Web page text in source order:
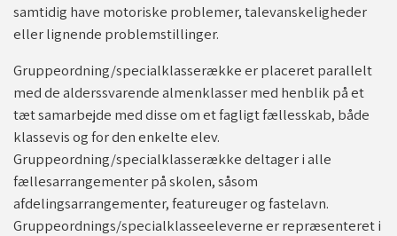
samtidig have motoriske problemer, talevanskeligheder
eller lignende problemstillinger.
Gruppeordning/specialklasserække er placeret parallelt
med de alderssvarende almenklasser med henblik på et
tæt samarbejde med disse om et fagligt fællesskab, både
klassevis og for den enkelte elev.
Gruppeordning/specialklasserække deltager i alle
fællesarrangementer på skolen, såsom
afdelingsarrangementer, featureuger og fastelavn.
Gruppeordnings/specialklasseeleverne er repræsenteret i